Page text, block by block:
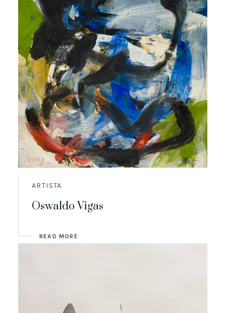
ARTISTA
Oswaldo Vigas
READ MORE